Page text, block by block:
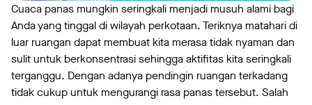
Cuaca panas mungkin seringkali menjadi musuh alami bagi
Anda yang tinggal di wilayah perkotaan. Teriknya matahari di
luar ruangan dapat membuat kita merasa tidak nyaman dan
sulit untuk berkonsentrasi sehingga aktifitas kita seringkali
terganggu. Dengan adanya pendingin ruangan terkadang
tidak cukup untuk mengurangi rasa panas tersebut. Salah